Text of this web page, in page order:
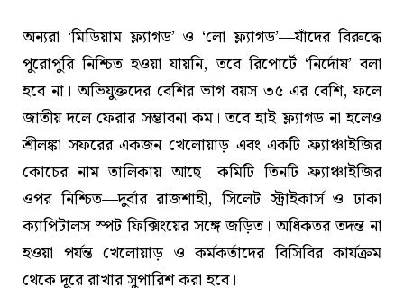
অন্যরা ‘মিডিয়াম ফ্ল্যাগড’ ও ‘লো ফ্ল্যাগড’—যাঁদের বিরুদ্ধে
পুরোপুরি নিশ্চিত হওয়া যায়নি, তবে রিপোর্টে ‘নির্দোষ’ বলা
হবে না। অভিযুক্তদের বেশির ভাগ বয়স ৩৫ এর বেশি, ফলে
জাতীয় দলে ফেরার সম্ভাবনা কম। তবে হাই ফ্ল্যাগড না হলেও
শ্রীলঙ্কা সফরের একজন খেলোয়াড় এবং একটি ফ্র্যাঞ্চাইজির
কোচের নাম তালিকায় আছে। কমিটি তিনটি ফ্র্যাঞ্চাইজির
ওপর নিশ্চিত—দুর্বার রাজশাহী, সিলেট স্ট্রাইকার্স ও ঢাকা
ক্যাপিটালস স্পট ফিক্সিংয়ের সঙ্গে জড়িত। অধিকতর তদন্ত না
হওয়া পর্যন্ত খেলোয়াড় ও কর্মকর্তাদের বিসিবির কার্যক্রম
থেকে দূরে রাখার সুপারিশ করা হবে।